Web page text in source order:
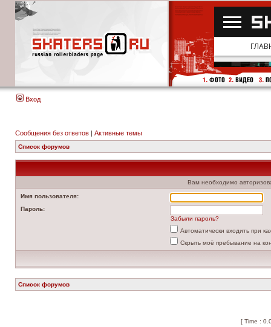
Вход
Сообщения без ответов | Активные темы
Список форумов
Вам необходимо
Имя пользователя:
Пароль:
Забыли пароль?
Автоматически входить при
Скрыть моё пребывание на
Список форумов
[ Time :